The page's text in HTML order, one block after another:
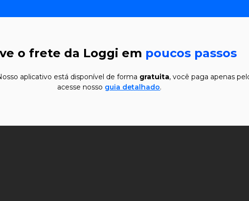
o frete da Loggi em poucos passos
aplicativo está disponível de forma gratuita, você paga apenas
acesse nosso guia detalhado.